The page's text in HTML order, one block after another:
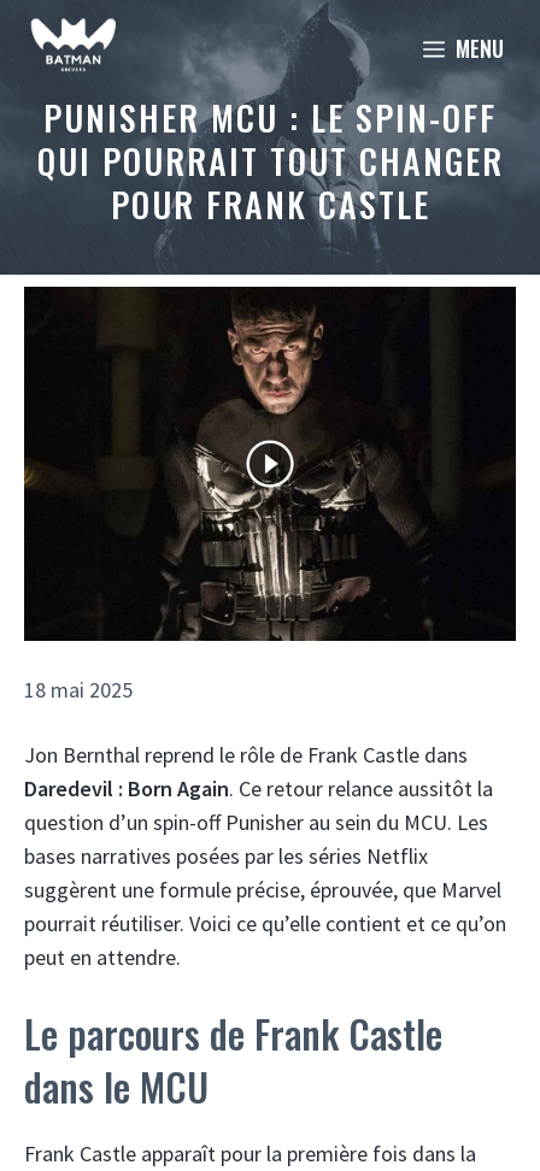
Aller
MENU
PUNISHER MCU : LE SPIN-OFF
QUI POURRAIT TOUT CHANGER
POUR FRANK CASTLE
18 mai 2025
Jon Bernthal reprend le rôle de Frank Castle dans
Daredevil : Born Again. Ce retour relance aussitôt la
question d’un spin-off Punisher au sein du MCU. Les
bases narratives posées par les séries Netflix
suggèrent une formule précise, éprouvée, que Marvel
pourrait réutiliser. Voici ce qu’elle contient et ce qu’on
peut en attendre.
Le parcours de Frank Castle
dans le MCU
Frank Castle apparaît pour la première fois dans la